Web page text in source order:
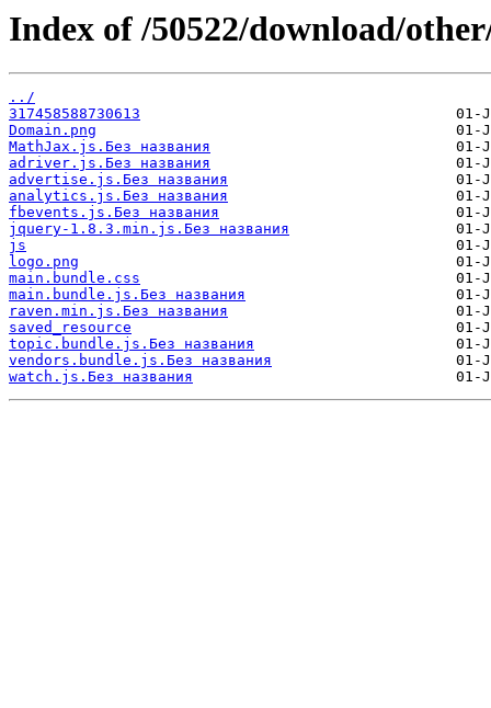
Index of /50522/download/
../
317458588730613
Domain.png
MathJax.js.Без названия
adriver.js.Без названия
advertise.js.Без названия
analytics.js.Без названия
fbevents.js.Без названия
jquery-1.8.3.min.js.Без названия
js
logo.png
main.bundle.css
main.bundle.js.Без названия
raven.min.js.Без названия
saved_resource
topic.bundle.js.Без названия
vendors.bundle.js.Без названия
watch.js.Без названия